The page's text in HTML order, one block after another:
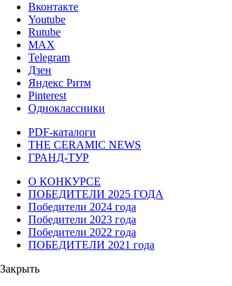
Вконтакте
Youtube
Rutube
MAX
Telegram
Дзен
Яндекс Ритм
Pinterest
Одноклассники
PDF-каталоги
THE CERAMIC NEWS
ГРАНД-ТУР
О КОНКУРСЕ
ПОБЕДИТЕЛИ 2025 ГОДА
Победители 2024 года
Победители 2023 года
Победители 2022 года
ПОБЕДИТЕЛИ 2021 года
Закрыть